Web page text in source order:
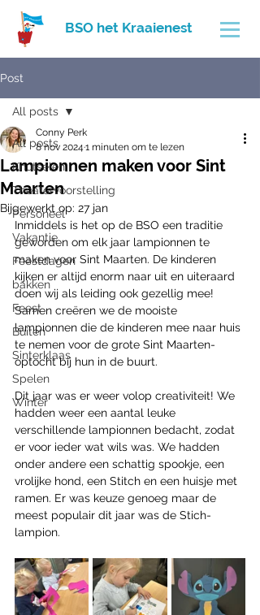
BSO het Kraaienest
Post
All posts
Knutselen
Theatervoorstelling
Personeel
Vakantie
Feestdagen
bakken
Feest
Buiten
Sinterklaas
Spelen
Winter
All posts
Lampionnen maken voor Sint
Maarten
Conny Perk
8 nov 2024 1 minuten om te lezen
Bijgewerkt op: 27 jan
Inmiddels is het op de BSO een traditie
geworden om elk jaar lampionnen te
maken voor Sint Maarten. De kinderen
kijken er altijd enorm naar uit en uiteraard
doen wij als leiding ook gezellig mee!
Samen creëren we de mooiste
lampionnen die de kinderen mee naar huis
te nemen voor de grote Sint Maarten-
optocht bij hun in de buurt.
Dit jaar was er weer volop creativiteit! We
hadden weer een aantal leuke
verschillende lampionnen bedacht, zodat
er voor ieder wat wils was. We hadden
onder andere een schattig spookje, een
vrolijke hond, een Stitch en een huisje met
ramen. Er was keuze genoeg maar de
meest populair dit jaar was de Stich-
lampion.